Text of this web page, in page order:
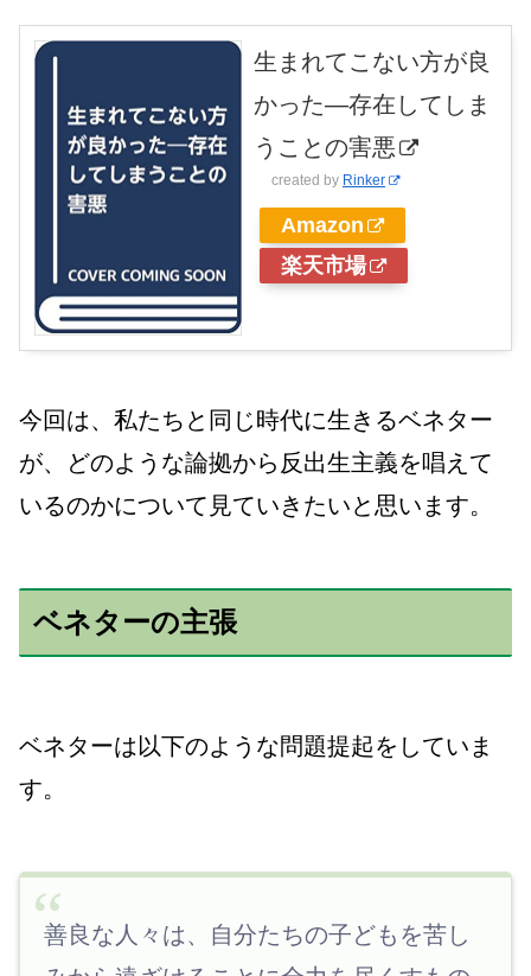
生まれてこない方が良
かった―存在してしま
うことの害悪
created by Rinker
Amazon
楽天市場
今回は、私たちと同じ時代に生きるベネター
が、どのような論拠から反出生主義を唱えて
いるのかについて見ていきたいと思います。
ベネターの主張
ベネターは以下のような問題提起をしていま
す。
善良な人々は、自分たちの子どもを苦し